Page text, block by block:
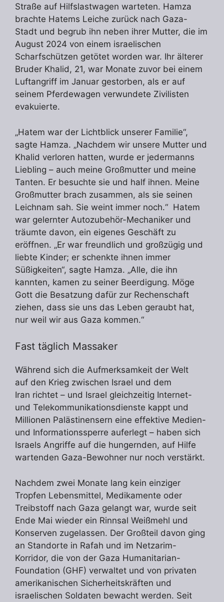
Straße auf Hilfslastwagen warteten. Hamza
brachte Hatems Leiche zurück nach Gaza-
Stadt und begrub ihn neben ihrer Mutter, die im
August 2024 von einem israelischen
Scharfschützen getötet worden war. Ihr älterer
Bruder Khalid, 21, war Monate zuvor bei einem
Luftangriff im Januar gestorben, als er auf
seinem Pferdewagen verwundete Zivilisten
evakuierte.
„Hatem war der Lichtblick unserer Familie“,
sagte Hamza. „Nachdem wir unsere Mutter und
Khalid verloren hatten, wurde er jedermanns
Liebling – auch meine Großmutter und meine
Tanten. Er besuchte sie und half ihnen. Meine
Großmutter brach zusammen, als sie seinen
Leichnam sah. Sie weint immer noch.“ Hatem
war gelernter Autozubehör-Mechaniker und
träumte davon, ein eigenes Geschäft zu
eröffnen. „Er war freundlich und großzügig und
liebte Kinder; er schenkte ihnen immer
Süßigkeiten“, sagte Hamza. „Alle, die ihn
kannten, kamen zu seiner Beerdigung. Möge
Gott die Besatzung dafür zur Rechenschaft
ziehen, dass sie uns das Leben geraubt hat,
nur weil wir aus Gaza kommen.“
Fast täglich Massaker
Während sich die Aufmerksamkeit der Welt
auf den Krieg zwischen Israel und dem
Iran richtet – und Israel gleichzeitig Internet-
und Telekommunikationsdienste kappt und
Millionen Palästinensern eine effektive Medien-
und Informationssperre auferlegt – haben sich
Israels Angriffe auf die hungernden, auf Hilfe
wartenden Gaza-Bewohner nur noch verstärkt.
Nachdem zwei Monate lang kein einziger
Tropfen Lebensmittel, Medikamente oder
Treibstoff nach Gaza gelangt war, wurde seit
Ende Mai wieder ein Rinnsal Weißmehl und
Konserven zugelassen. Der Großteil davon ging
an Standorte in Rafah und im Netzarim-
Korridor, die von der Gaza Humanitarian-
Foundation (GHF) verwaltet und von privaten
amerikanischen Sicherheitskräften und
israelischen Soldaten bewacht werden. Seit